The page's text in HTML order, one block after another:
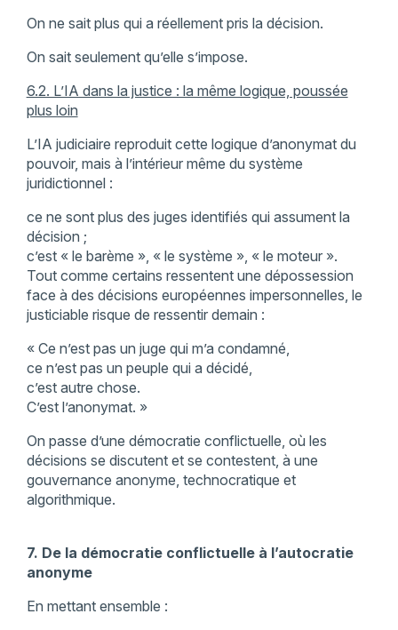
On ne sait plus qui a réellement pris la décision.
On sait seulement qu’elle s’impose.
6.2. L’IA dans la justice : la même logique, poussée
plus loin
L’IA judiciaire reproduit cette logique d’anonymat du
pouvoir, mais à l’intérieur même du système
juridictionnel :
ce ne sont plus des juges identifiés qui assument la
décision ;
c’est « le barème », « le système », « le moteur ».
Tout comme certains ressentent une dépossession
face à des décisions européennes impersonnelles, le
justiciable risque de ressentir demain :
« Ce n’est pas un juge qui m’a condamné,
ce n’est pas un peuple qui a décidé,
c’est autre chose.
C’est l’anonymat. »
On passe d’une démocratie conflictuelle, où les
décisions se discutent et se contestent, à une
gouvernance anonyme, technocratique et
algorithmique.
7. De la démocratie conflictuelle à l’autocratie
anonyme
En mettant ensemble :